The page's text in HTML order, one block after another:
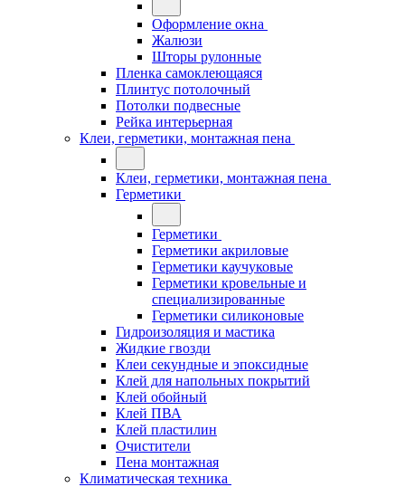
Оформление окна
Жалюзи
Шторы рулонные
Пленка самоклеющаяся
Плинтус потолочный
Потолки подвесные
Рейка интерьерная
Клеи, герметики, монтажная пена
Клеи, герметики, монтажная пена
Герметики
Герметики
Герметики акриловые
Герметики каучуковые
Герметики кровельные и
специализированные
Герметики силиконовые
Гидроизоляция и мастика
Жидкие гвозди
Клеи секундные и эпоксидные
Клей для напольных покрытий
Клей обойный
Клей ПВА
Клей пластилин
Очистители
Пена монтажная
Климатическая техника